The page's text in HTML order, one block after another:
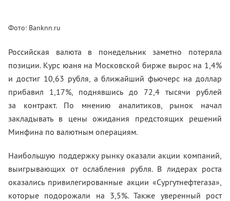
Фото: Banknn.ru
Российская валюта в понедельник заметно потеряла
позиции. Курс юаня на Московской бирже вырос на 1,4%
и достиг 10,63 рубля, а ближайший фьючерс на доллар
прибавил 1,17%, поднявшись до 72,4 тысячи рублей
за контракт. По мнению аналитиков, рынок начал
закладывать в цены ожидания предстоящих решений
Минфина по валютным операциям.
Наибольшую поддержку рынку оказали акции компаний,
выигрывающих от ослабления рубля. В лидерах роста
оказались привилегированные акции «Сургутнефтегаза»,
которые подорожали на 3,5%. Также уверенный рост